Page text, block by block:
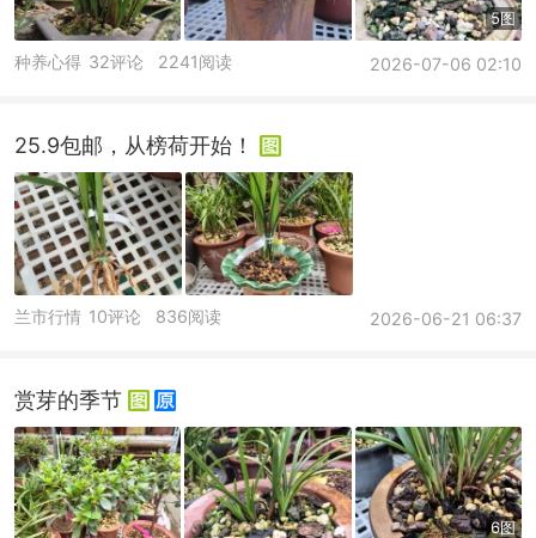
5图
种养心得 2026-07-06 02:10
32评论 2241阅读
25.9包邮，从榜荷开始！
兰市行情 2026-06-21 06:37
10评论 836阅读
赏芽的季节
6图